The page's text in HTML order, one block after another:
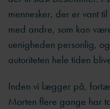
mennesker, der er vant
med andre, som kan
uenigheden personlig,
autoriteten hele tiden
Inden vi lægger på,
Morten flere gange har